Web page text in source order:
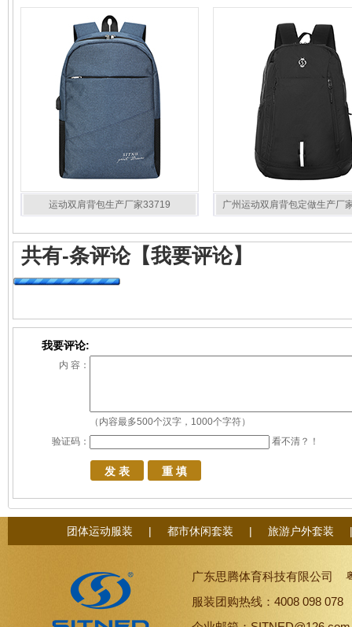
运动双肩背包生产厂家33719 广州运动双肩背包定做生产厂
共有-条评论【我要评论】
我要评论:
内 容：
（内容最多500个汉字，1000个字符）
验证码：
看不清？！
团体运动服装 | 都市休闲套装 | 旅游户外套装
广东思腾体育科技有限公司
服装团购热线：4008 098